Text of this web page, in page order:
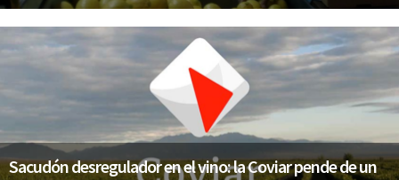
Sacudón desregulador en el vino: la Coviar pende de un